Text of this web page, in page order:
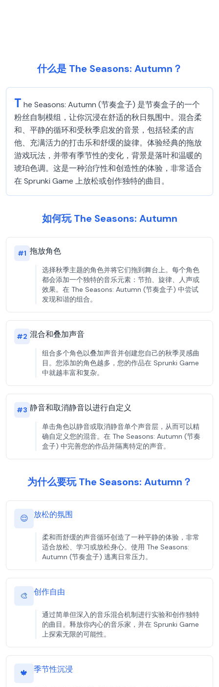
什么是 The Seasons: Autumn？
T he Seasons: Autumn (节奏盒子) 是节奏盒子的一个
粉丝自制模组，让你沉浸在舒适的秋日氛围中。混合柔
和、平静的循环和受秋季启发的音景，包括轻柔的吉
他、充满活力的打击乐和舒缓的旋律。体验经典的拖放
游戏玩法，并带有季节性的变化，背景是落叶和温暖的
琥珀色调。这是一种治疗性和创造性的体验，非常适合
在 Sprunki Game 上放松或创作独特的曲目。
如何玩 The Seasons: Autumn
#1 拖放角色
选择秋季主题的角色并将它们拖到舞台上。每个角色
都会添加一个独特的音乐元素：节拍、旋律、人声或
效果。在 The Seasons: Autumn (节奏盒子) 中尝试
发现和谐的组合。
#2 混合和叠加声音
组合多个角色以叠加声音并创建您自己的秋季灵感曲
目。您添加的角色越多，您的作品在 Sprunki Game
中就越丰富和复杂。
#3 静音和取消静音以进行自定义
单击角色以静音或取消静音单个声音层，从而可以精
确自定义您的混音。在 The Seasons: Autumn (节奏
盒子) 中完善您的作品并隔离特定的声音。
为什么要玩 The Seasons: Autumn？
😌 放松的氛围
柔和而舒缓的声音循环创造了一种平静的体验，非常
适合放松、学习或放松身心。使用 The Seasons:
Autumn (节奏盒子) 逃离日常压力。
🎨 创作自由
通过简单但深入的音乐混合机制进行实验和创作独特
的曲目。释放你内心的音乐家，并在 Sprunki Game
上探索无限的可能性。
🍁 季节性沉浸